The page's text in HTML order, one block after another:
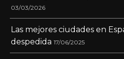
03/03/2026
Las mejores ciudades en
despedida 17/06/2025